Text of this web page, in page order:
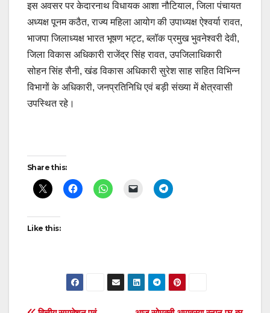
इस अवसर पर केदारनाथ विधायक आशा नौटियाल, जिला पंचायत
अध्यक्ष पूनम कठैत, राज्य महिला आयोग की उपाध्यक्ष ऐश्वर्या रावत,
भाजपा जिलाध्यक्ष भारत भूषण भट्ट, ब्लॉक प्रमुख भुवनेश्वरी देवी,
जिला विकास अधिकारी राजेंद्र सिंह रावत, उपजिलाधिकारी
सोहन सिंह सैनी, खंड विकास अधिकारी सुरेश साह सहित विभिन्न
विभागों के अधिकारी, जनप्रतिनिधि एवं बड़ी संख्या में क्षेत्रवासी
उपस्थित रहे।
Post
navigation
Share this:
Like this: